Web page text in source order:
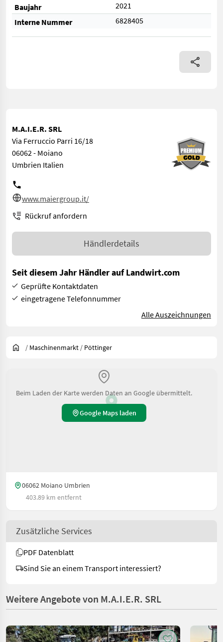
Baujahr
2021
Interne Nummer
6828405
M.A.I.E.R. SRL
Via Ferruccio Parri 16/18
06062 - Moiano
Umbrien Italien
www.maiergroup.it/
Rückruf anfordern
Händlerdetails
Seit diesem Jahr Händler auf Landwirt.com
Geprüfte Kontaktdaten
eingetragene Telefonnummer
Alle Auszeichnungen
/ Maschinenmarkt / Pöttinger
Beim Laden der Karte werden Daten an Google übermittelt.
Google Maps laden
06062 Moiano Umbrien
403.89 km entfernt
Zusätzliche Services
PDF Datenblatt
Sind Sie an einem Transport interessiert?
Weitere Angebote von M.A.I.E.R. SRL